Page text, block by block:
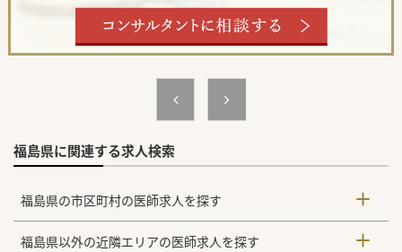
福島県に関連する求人検索
福島県の市区町村の医師求人を探す
福島県以外の近隣エリアの医師求人を探す